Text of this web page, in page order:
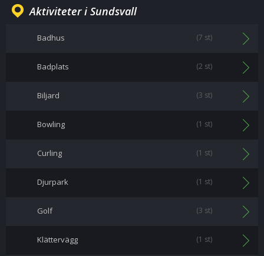
Aktiviteter i Sundsvall
Badhus (7 st)
Badplats (2 st)
Biljard (3 st)
Bowling (1 st)
Curling (1 st)
Djurpark (1 st)
Golf (3 st)
Klättervägg (1 st)